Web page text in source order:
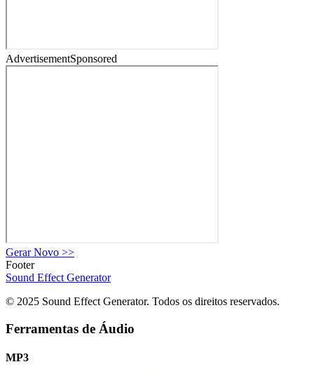
AdvertisementSponsored
Gerar Novo >>
Footer
Sound Effect Generator
© 2025 Sound Effect Generator. Todos os direitos reservados.
Ferramentas de Áudio
MP3